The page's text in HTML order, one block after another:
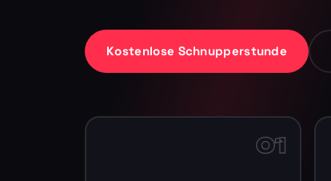
Kostenlose Schnupperstunde
01